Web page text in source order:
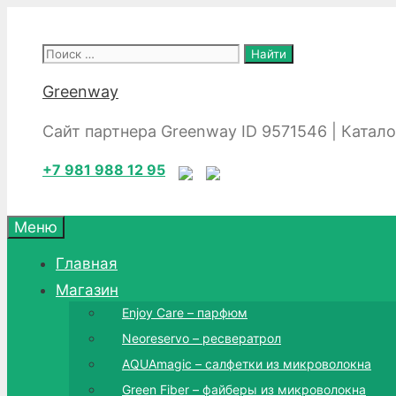
содержимому
Поиск:
Greenway
Сайт партнера Greenway ID 9571546 |
+7 981 988 12 95
Меню
Главная
Магазин
Enjoy Care – парфюм
Neoreservo – ресвератрол
AQUAmagic – салфетки из микроволокна
Green Fiber – файберы из микроволокна